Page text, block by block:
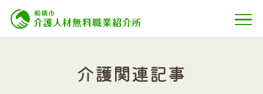
介護関連記事